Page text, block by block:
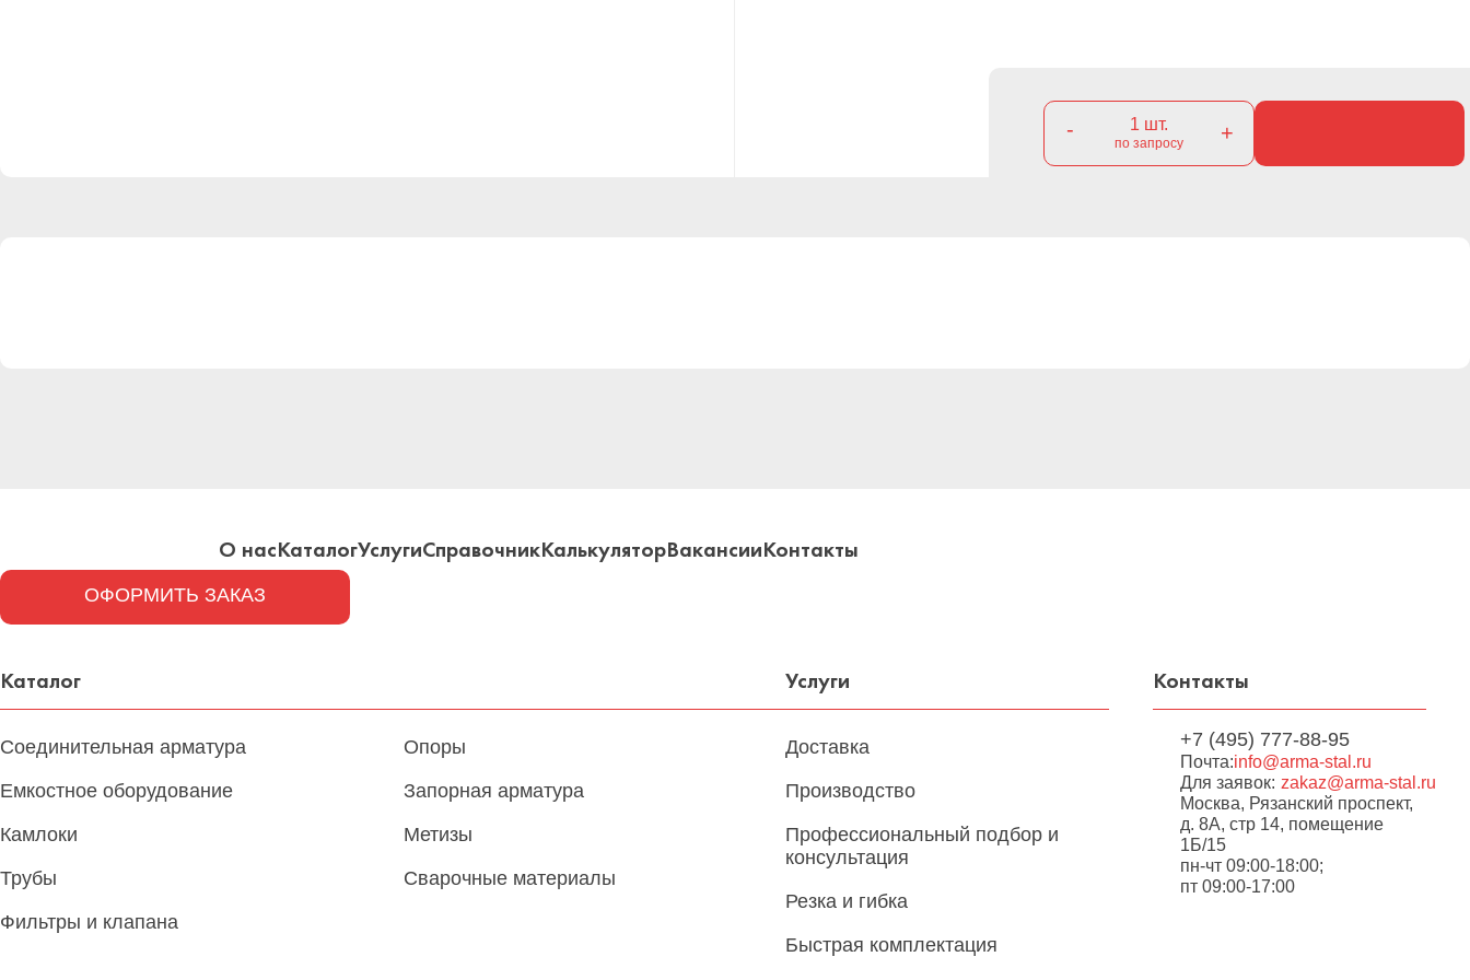
- 1 шт.
по запросу +
О насКаталогУслугиСправочникКалькуляторВакансииКонтакты
ОФОРМИТЬ ЗАКАЗ
Каталог
Соединительная арматура
Емкостное оборудование
Камлоки
Трубы
Фильтры и клапана
Опоры
Запорная арматура
Метизы
Сварочные материалы
Услуги
Доставка
Производство
Профессиональный подбор и
консультация
Резка и гибка
Быстрая комплектация
Контакты
+7 (495) 777-88-95
Почта:info@arma-stal.ru
Для заявок: zakaz@arma-stal.ru
Москва, Рязанский проспект,
д. 8А, стр 14, помещение
1Б/15
пн-чт 09:00-18:00;
пт 09:00-17:00